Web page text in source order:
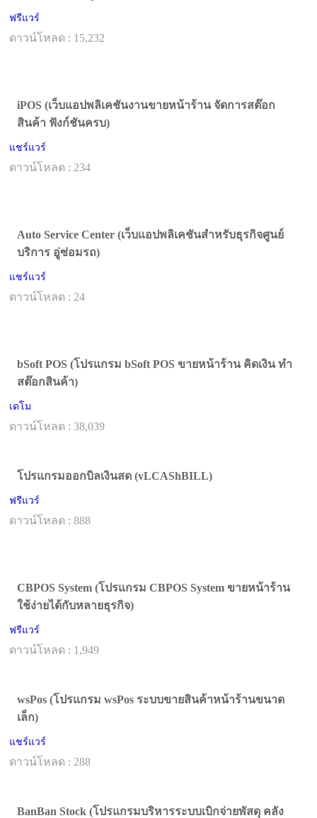
ฟรีแวร์
ดาวน์โหลด : 15,232
iPOS (เว็บแอปพลิเคชันงานขายหน้าร้าน จัดการสต๊อก
สินค้า ฟังก์ชันครบ)
แชร์แวร์
ดาวน์โหลด : 234
Auto Service Center (เว็บแอปพลิเคชันสำหรับธุรกิจศูนย์
บริการ อู่ซ่อมรถ)
แชร์แวร์
ดาวน์โหลด : 24
bSoft POS (โปรแกรม bSoft POS ขายหน้าร้าน คิดเงิน ทำ
สต๊อกสินค้า)
เดโม
ดาวน์โหลด : 38,039
โปรแกรมออกบิลเงินสด (vLCAShBILL)
ฟรีแวร์
ดาวน์โหลด : 888
CBPOS System (โปรแกรม CBPOS System ขายหน้าร้าน
ใช้ง่ายได้กับหลายธุรกิจ)
ฟรีแวร์
ดาวน์โหลด : 1,949
wsPos (โปรแกรม wsPos ระบบขายสินค้าหน้าร้านขนาด
เล็ก)
แชร์แวร์
ดาวน์โหลด : 288
BanBan Stock (โปรแกรมบริหารระบบเบิกจ่ายพัสดุ คลัง